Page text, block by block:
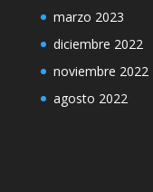
marzo 2023
diciembre 2022
noviembre 2022
agosto 2022